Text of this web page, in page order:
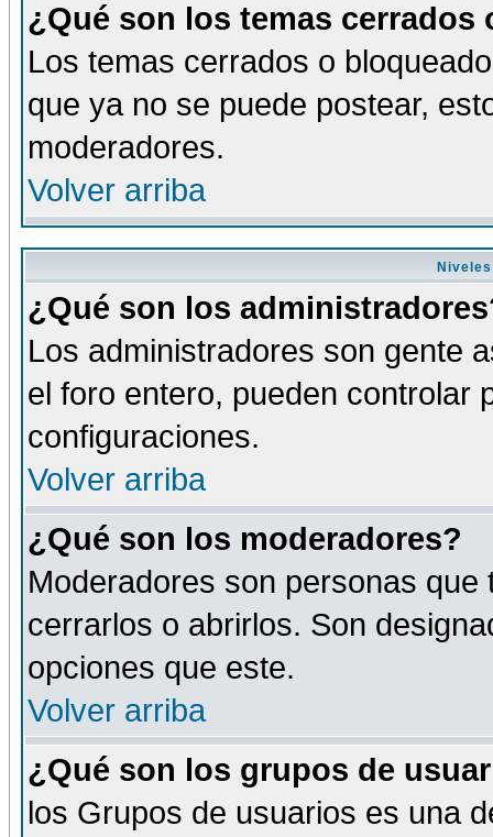
¿Qué son los temas cerrados
Los temas cerrados o
que ya no se puede postear,
moderadores.
Volver arriba
¿Qué son los
Los administradores son gente
el foro entero, pueden controlar
configuraciones.
Volver arriba
¿Qué son los moderadores?
Moderadores son personas
cerrarlos o abrirlos. Son
opciones que este.
Volver arriba
¿Qué son los grupos de
los Grupos de usuarios es una